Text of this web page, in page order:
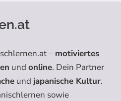
– motiviertes
und online. Dein Partner
und japanische Kultur.
sowie